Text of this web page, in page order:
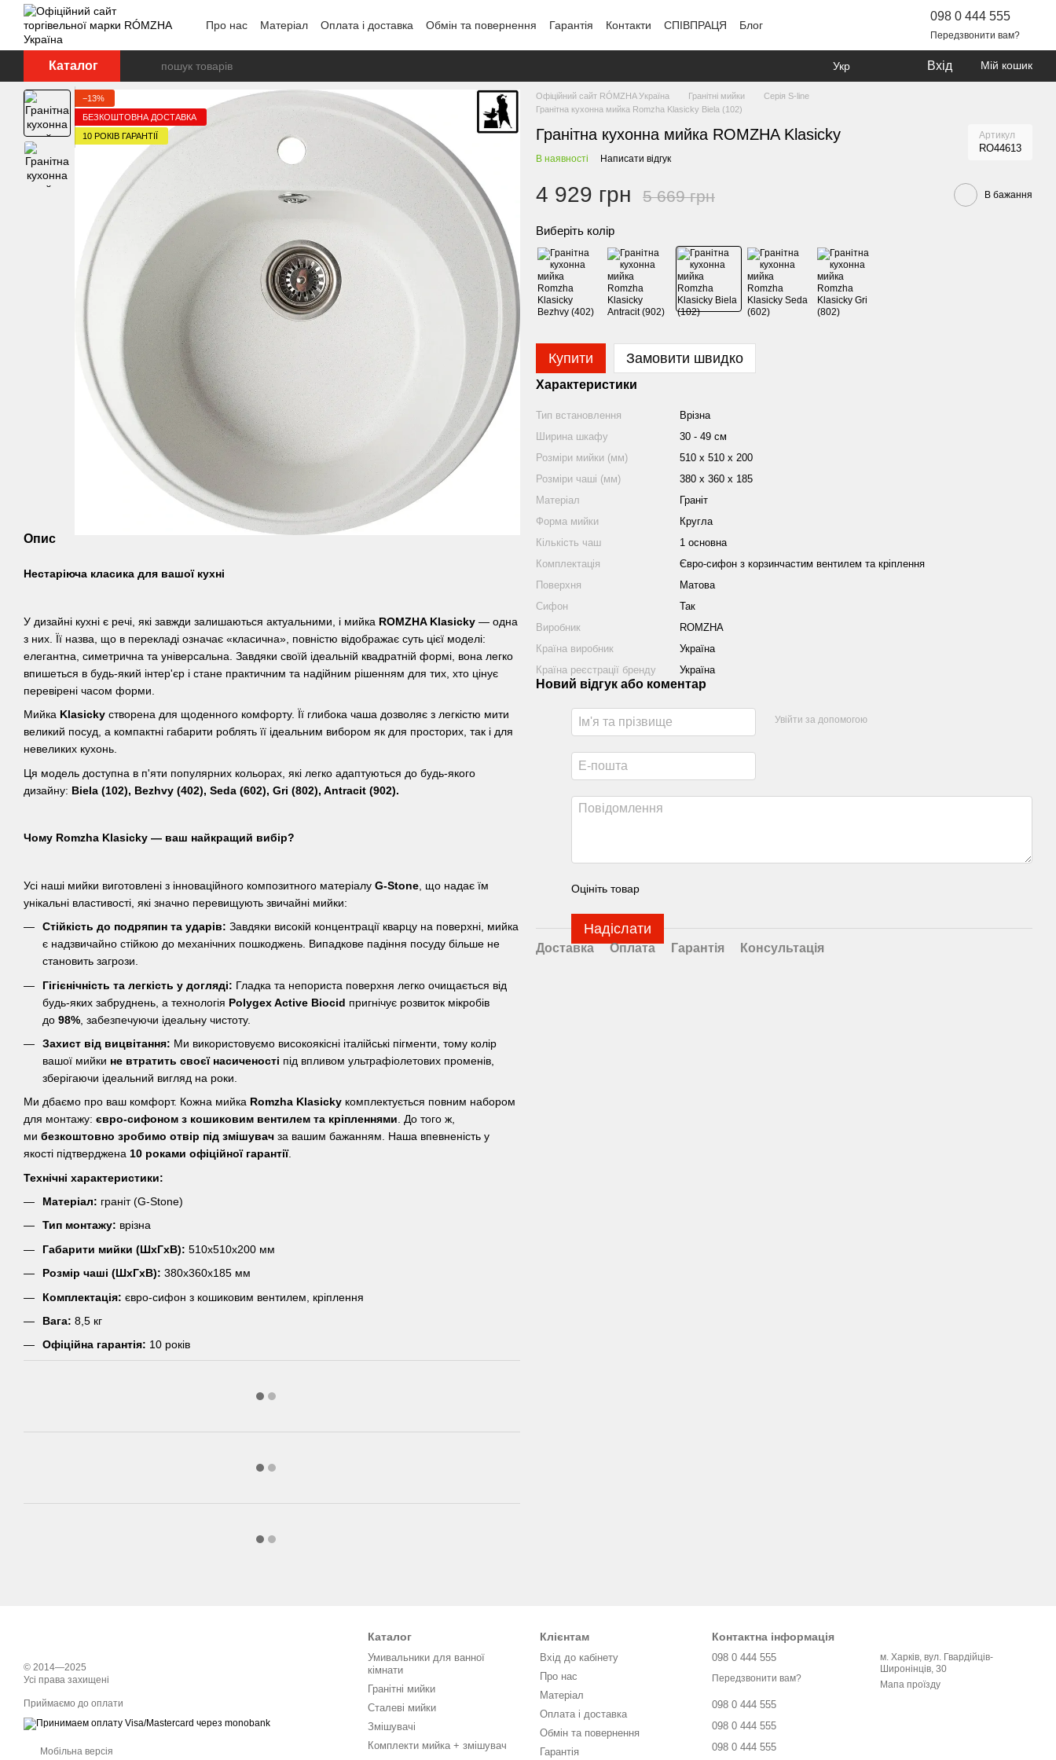
Перейти до основного контенту
Про нас
Матеріал Оплата і доставка Обмін та повернення Гарантія Контакти СПІВПРАЦЯ Блог
098 0 444 555
Передзвонити вам?
Каталог Укр Вхід Мій кошик
−13%
БЕЗКОШТОВНА ДОСТАВКА
10 РОКІВ ГАРАНТІЇ
Опис
Нестаріюча класика для вашої кухні
У дизайні кухні є речі, які завжди залишаються актуальними, і мийка ROMZHA Klasicky — одна
з них. Її назва, що в перекладі означає «класична», повністю відображає суть цієї моделі:
елегантна, симетрична та універсальна. Завдяки своїй ідеальній квадратній формі, вона легко
впишеться в будь-який інтер'єр і стане практичним та надійним рішенням для тих, хто цінує
перевірені часом форми.
Мийка Klasicky створена для щоденного комфорту. Її глибока чаша дозволяє з легкістю мити
великий посуд, а компактні габарити роблять її ідеальним вибором як для просторих, так і для
невеликих кухонь.
Ця модель доступна в п'яти популярних кольорах, які легко адаптуються до будь-якого
дизайну: Biela (102), Bezhvy (402), Seda (602), Gri (802), Antracit (902).
Чому Romzha Klasicky — ваш найкращий вибір?
Усі наші мийки виготовлені з інноваційного композитного матеріалу G-Stone , що надає їм
унікальні властивості, які значно перевищують звичайні мийки:
Стійкість до подряпин та ударів: Завдяки високій концентрації кварцу на поверхні, мийка
є надзвичайно стійкою до механічних пошкоджень. Випадкове падіння посуду більше не
становить загрози.
Гігієнічність та легкість у догляді: Гладка та непориста поверхня легко очищається від
будь-яких забруднень, а технологія Polygex Active Biocid пригнічує розвиток мікробів
до 98% , забезпечуючи ідеальну чистоту.
Захист від вицвітання: Ми використовуємо високоякісні італійські пігменти, тому колір
вашої мийки не втратить своєї насиченості під впливом ультрафіолетових променів,
зберігаючи ідеальний вигляд на роки.
Ми дбаємо про ваш комфорт. Кожна мийка Romzha Klasicky комплектується повним набором
для монтажу: євро-сифоном з кошиковим вентилем та кріпленнями. До того ж,
ми безкоштовно зробимо отвір під змішувач за вашим бажанням. Наша впевненість у
якості підтверджена 10 роками офіційної гарантії.
Технічні характеристики:
Матеріал: граніт (G-Stone)
Тип монтажу: врізна
Габарити мийки (ШхГхВ): 510х510х200 мм
Розмір чаші (ШхГхВ): 380х360х185 мм
Комплектація: євро-сифон з кошиковим вентилем, кріплення
Вага: 8,5 кг
Офіційна гарантія: 10 років
Офіційний сайт RÓMZHA Україна Гранітні мийки
Серія S-line
Гранітна кухонна мийка Romzha Klasicky Biela (102)
Гранітна кухонна мийка ROMZHA Klasicky Артикул
RO44613
В наявності Написати відгук
4 929 грн 5 669 грн В бажання
Виберіть колір
Купити Замовити швидко
Характеристики
Тип встановлення
Врізна
Ширина шкафу
30 - 49 см
Розміри мийки (мм)
510 х 510 х 200
Розміри чаші (мм)
380 х 360 х 185
Матеріал
Граніт
Форма мийки
Кругла
Кількість чаш
1 основна
Комплектація
Євро-сифон з корзинчастим вентилем та кріплення
Поверхня
Матова
Сифон
Так
Виробник
ROMZHA
Країна виробник
Україна
Країна реєстрації бренду
Україна
Новий відгук або коментар
Увійти за допомогою
Оцініть товар
Надіслати
Доставка Оплата Гарантія Консультація
© 2014—2025
Усі права захищені
Приймаємо до оплати
Мобільна версія
Каталог
Умивальники для ванної
кімнати
Гранітні мийки
Сталеві мийки
Змішувачі
Комплекти мийка + змішувач
Клієнтам
Вхід до кабінету
Про нас
Матеріал
Оплата і доставка
Обмін та повернення
Гарантія
Контактна інформація
098 0 444 555
Передзвонити вам?
098 0 444 555
098 0 444 555
098 0 444 555
м. Харків, вул. Гвардійців-
Широнінців, 30
Мапа проїзду